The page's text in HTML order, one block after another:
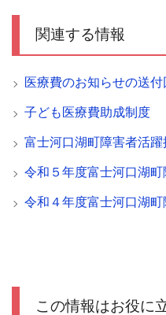
関連する情報
医療費のお知らせの送
子ども医療費助成制度
富士河口湖町障害者活躍
令和５年度富士河口湖
令和４年度富士河口湖
この情報はお役に